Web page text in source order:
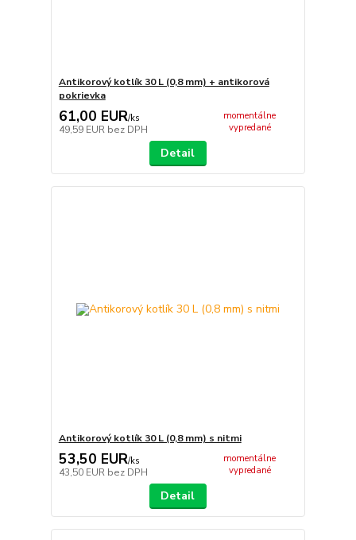
Antikorový kotlík 30 L (0,8 mm) + antikorová
pokrievka
61,00 EUR/ks
49,59 EUR bez DPH
momentálne
vypredané
Detail
Antikorový kotlík 30 L (0,8 mm) s nitmi
53,50 EUR/ks
43,50 EUR bez DPH
momentálne
vypredané
Detail